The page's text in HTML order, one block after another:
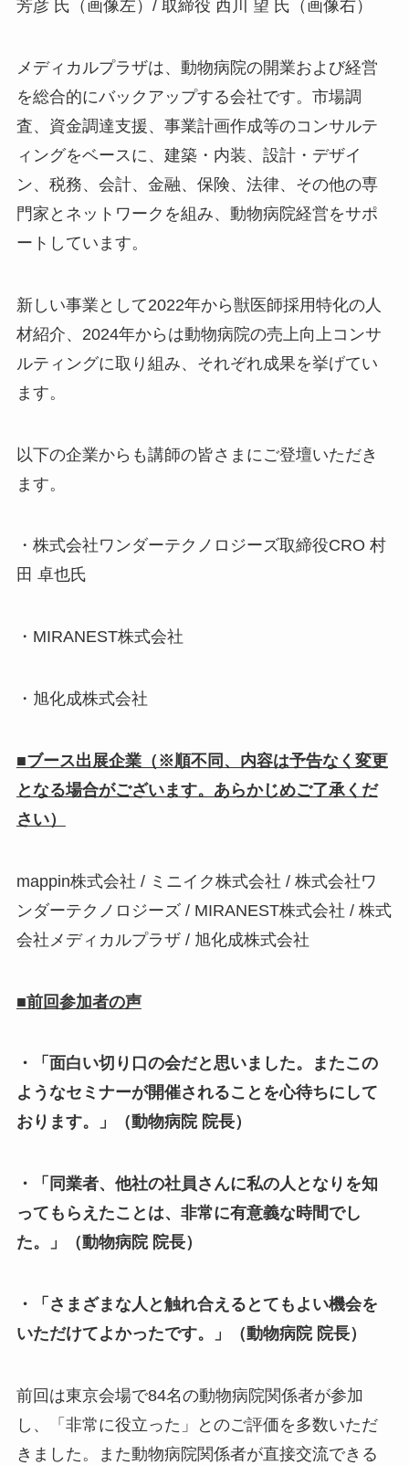
芳彦 氏（画像左）/ 取締役 西川 望 氏（画像右）
メディカルプラザは、動物病院の開業および経営
を総合的にバックアップする会社です。市場調
査、資金調達支援、事業計画作成等のコンサルテ
ィングをベースに、建築・内装、設計・デザイ
ン、税務、会計、金融、保険、法律、その他の専
門家とネットワークを組み、動物病院経営をサポ
ートしています。
新しい事業として2022年から獣医師採用特化の人
材紹介、2024年からは動物病院の売上向上コンサ
ルティングに取り組み、それぞれ成果を挙げてい
ます。
以下の企業からも講師の皆さまにご登壇いただき
ます。
・株式会社ワンダーテクノロジーズ取締役CRO 村
田 卓也氏
・MIRANEST株式会社
・旭化成株式会社
■ブース出展企業（※順不同、内容は予告なく変更
となる場合がございます。あらかじめご了承くだ
さい）
mappin株式会社 / ミニイク株式会社 / 株式会社ワ
ンダーテクノロジーズ / MIRANEST株式会社 / 株式
会社メディカルプラザ / 旭化成株式会社
■前回参加者の声
・「面白い切り口の会だと思いました。またこの
ようなセミナーが開催されることを心待ちにして
おります。」（動物病院 院長）
・「同業者、他社の社員さんに私の人となりを知
ってもらえたことは、非常に有意義な時間でし
た。」（動物病院 院長）
・「さまざまな人と触れ合えるとてもよい機会を
いただけてよかったです。」（動物病院 院長）
前回は東京会場で84名の動物病院関係者が参加
し、「非常に役立った」とのご評価を多数いただ
きました。また動物病院関係者が直接交流できる